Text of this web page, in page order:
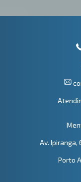
Av. Ipiranga,
Porto